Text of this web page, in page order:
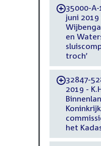
-35000-
juni 2019
en
troch’
-32847-
2019 -
het